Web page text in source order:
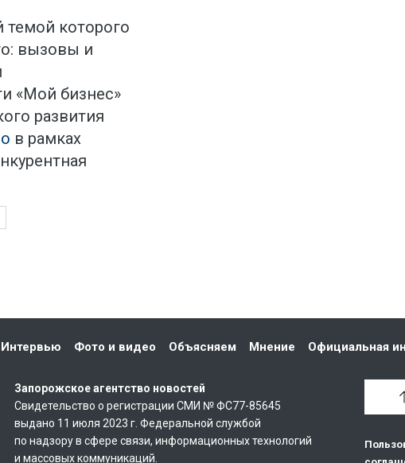
которого
вызовы и
«Мой бизнес»
развития
в рамках
Интервью Фото и видео Объясняем Мнение Официальная
Запорожское агентство новостей
Свидетельство о регистрации СМИ № ФС77-85645
выдано 11 июля 2023 г. Федеральной службой
по надзору в сфере связи, информационных технологий
и массовых коммуникаций.